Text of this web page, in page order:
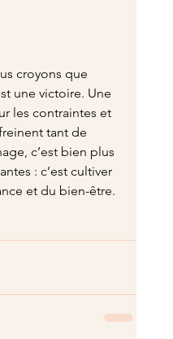
croyons que
une victoire. Une
les contraintes et
tant de
c’est bien plus
: c’est cultiver
et du bien-être.